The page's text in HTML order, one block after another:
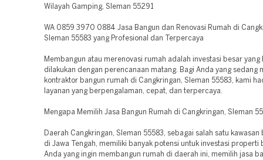
Wilayah Gamping, Sleman 55291
WA 0859 3970 0884 Jasa Bangun dan Renovasi Rumah di
Sleman 55583 yang Profesional dan Terpercaya
Membangun atau merenovasi rumah adalah investasi besar yang
dilakukan dengan perencanaan matang. Bagi Anda yang sedang
kontraktor bangun rumah di Cangkringan, Sleman 55583, kami
layanan yang berpengalaman, cepat, dan terpercaya.
Mengapa Memilih Jasa Bangun Rumah di Cangkringan, Sleman
Daerah Cangkringan, Sleman 55583, sebagai salah satu
di Jawa Tengah, memiliki banyak potensi untuk investasi properti
Anda yang ingin membangun rumah di daerah ini, memilih jasa